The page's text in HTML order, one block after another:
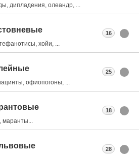
дипладения, олеандр, ...
хойи, ...
16
офиопогоны, ...
25
18
28